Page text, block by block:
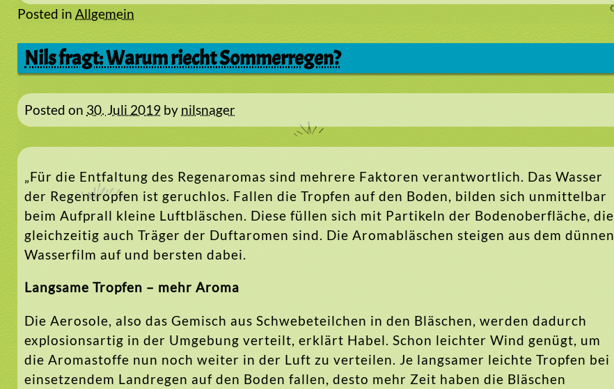
Posted in Allgemein
Nils fragt: Warum riecht Sommerregen?
Posted on 30. Juli 2019 by nilsnager
„Für die Entfaltung des Regenaromas sind mehrere Faktoren verantwortlich. Das Wasser
der Regentropfen ist geruchlos. Fallen die Tropfen auf den Boden, bilden sich unmittelbar
beim Aufprall kleine Luftbläschen. Diese füllen sich mit Partikeln der Bodenoberfläche, die
gleichzeitig auch Träger der Duftaromen sind. Die Aromabläschen steigen aus dem dünnen
Wasserfilm auf und bersten dabei.
Langsame Tropfen – mehr Aroma
Die Aerosole, also das Gemisch aus Schwebeteilchen in den Bläschen, werden dadurch
explosionsartig in der Umgebung verteilt, erklärt Habel. Schon leichter Wind genügt, um
die Aromastoffe nun noch weiter in der Luft zu verteilen. Je langsamer leichte Tropfen bei
einsetzendem Landregen auf den Boden fallen, desto mehr Zeit haben die Bläschen